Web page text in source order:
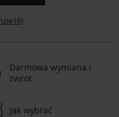
(6)
Darmowa wymiana i
zwrot
Jak wybrać